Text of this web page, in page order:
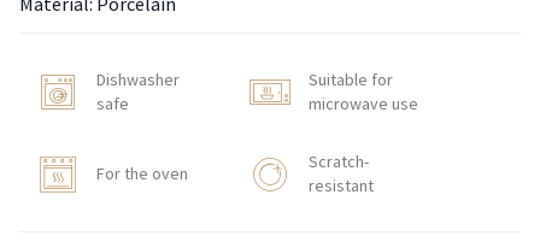
Dishwasher
safe
Suitable for
microwave use
For the oven
Scratch-
resistant